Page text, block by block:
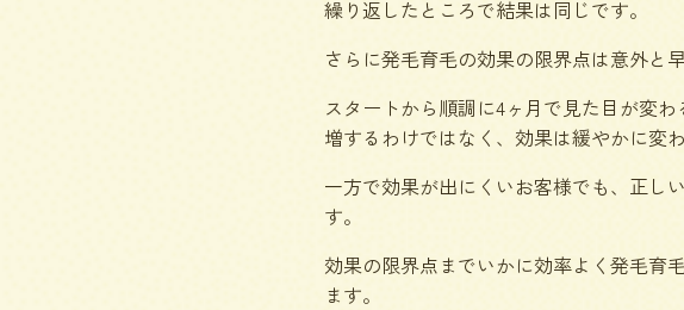
繰り返したところで結果は同じです。
さらに発毛育毛の効果の限界点は意外と
スタートから順調に4ヶ月で見た目が変
増するわけではなく、効果は緩やかに変わ
一方で効果が出にくいお客様でも、正し
す。
効果の限界点までいかに効率よく発毛育
ます。